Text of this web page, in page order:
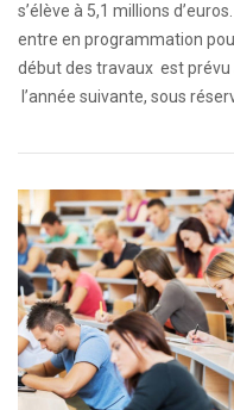
s’élève à 5,1 millions
entre en programmation
début des travaux est prévu
l’année suivante, sous